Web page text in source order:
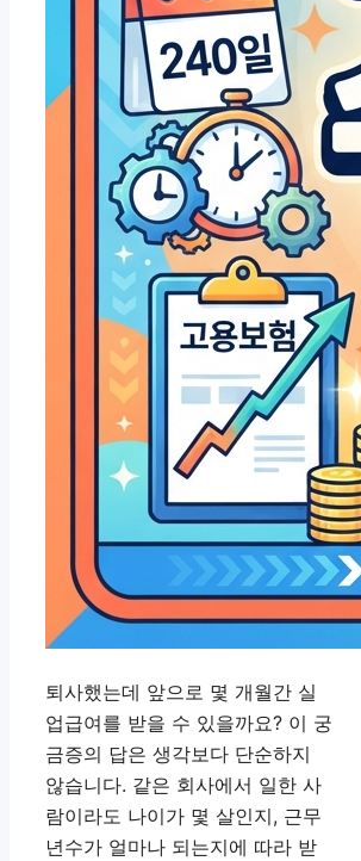
퇴사했는데 앞으로 몇 개월간 실
업급여를 받을 수 있을까요? 이 궁
금증의 답은 생각보다 단순하지
않습니다. 같은 회사에서 일한 사
람이라도 나이가 몇 살인지, 근무
년수가 얼마나 되는지에 따라 받